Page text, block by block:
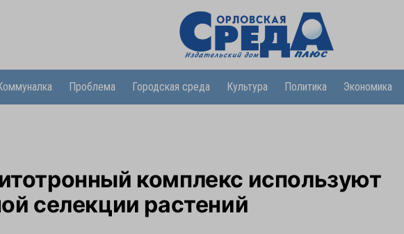
Проблема Городская среда Культура Политика Экономика
комплекс используют
селекции растений